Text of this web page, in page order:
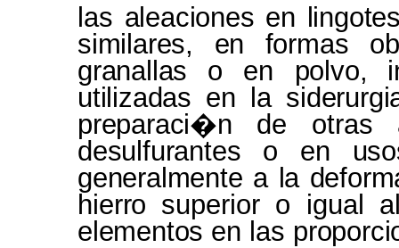
las aleaciones en
similares, en formas
granallas o en polvo,
utilizadas en la
preparaci�n de otras
desulfurantes o en
generalmente a la
hierro superior o igual
elementos en las